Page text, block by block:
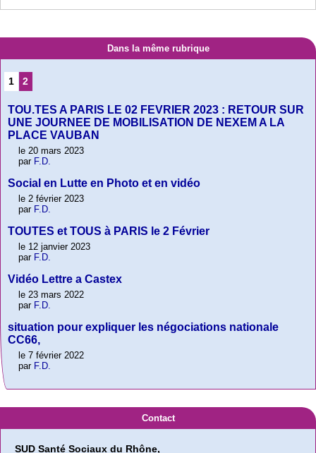
Dans la même rubrique
1 2
TOU.TES A PARIS LE 02 FEVRIER 2023 : RETOUR SUR
UNE JOURNEE DE MOBILISATION DE NEXEM A LA
PLACE VAUBAN
le 20 mars 2023
par F.D.
Social en Lutte en Photo et en vidéo
le 2 février 2023
par F.D.
TOUTES et TOUS à PARIS le 2 Février
le 12 janvier 2023
par F.D.
Vidéo Lettre a Castex
le 23 mars 2022
par F.D.
situation pour expliquer les négociations nationale
CC66,
le 7 février 2022
par F.D.
Contact
SUD Santé Sociaux du Rhône,